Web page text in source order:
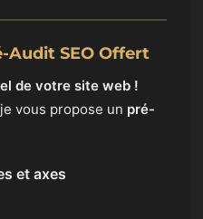
Audit SEO Offert
de votre site web !
vous propose un pré-
et axes